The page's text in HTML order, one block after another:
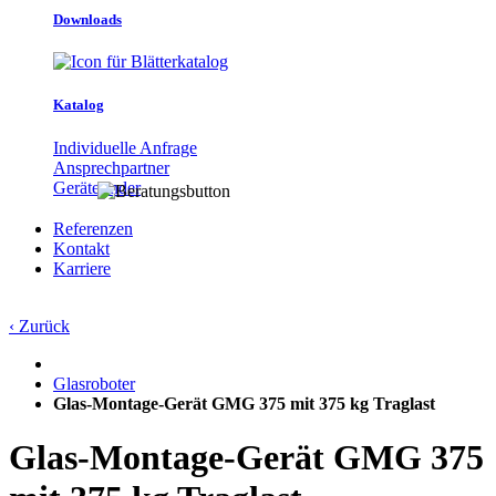
Downloads
Katalog
Individuelle Anfrage
Ansprechpartner
Gerätefinder
Referenzen
Kontakt
Karriere
‹ Zurück
Glasroboter
Glas-Montage-Gerät GMG 375 mit 375 kg Traglast
Glas-Montage-Gerät GMG 375